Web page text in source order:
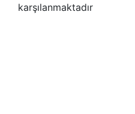
karşılanmaktadır